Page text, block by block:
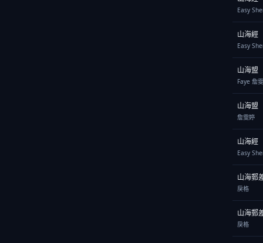
Easy
山海經
Easy
山海盟
Faye 詹
山海盟
詹雯婷
山海經
Easy
山海郵
戾格
山海郵
戾格